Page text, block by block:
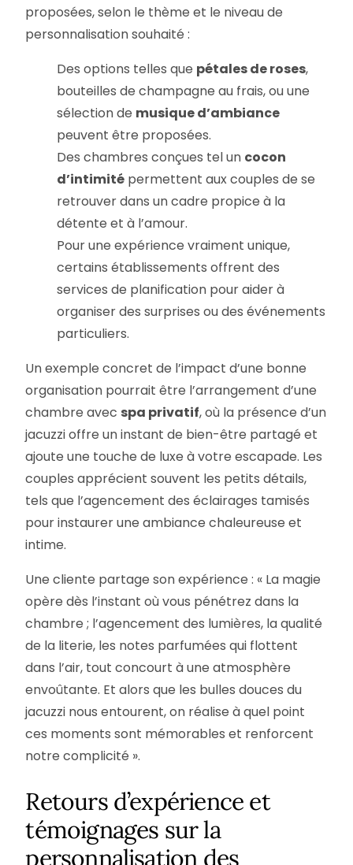
proposées, selon le thème et le niveau de
personnalisation souhaité :
Des options telles que pétales de roses,
bouteilles de champagne au frais, ou une
sélection de musique d’ambiance
peuvent être proposées.
Des chambres conçues tel un cocon
d’intimité permettent aux couples de se
retrouver dans un cadre propice à la
détente et à l’amour.
Pour une expérience vraiment unique,
certains établissements offrent des
services de planification pour aider à
organiser des surprises ou des événements
particuliers.
Un exemple concret de l’impact d’une bonne
organisation pourrait être l’arrangement d’une
chambre avec spa privatif, où la présence d’un
jacuzzi offre un instant de bien-être partagé et
ajoute une touche de luxe à votre escapade. Les
couples apprécient souvent les petits détails,
tels que l’agencement des éclairages tamisés
pour instaurer une ambiance chaleureuse et
intime.
Une cliente partage son expérience : « La magie
opère dès l’instant où vous pénétrez dans la
chambre ; l’agencement des lumières, la qualité
de la literie, les notes parfumées qui flottent
dans l’air, tout concourt à une atmosphère
envoûtante. Et alors que les bulles douces du
jacuzzi nous entourent, on réalise à quel point
ces moments sont mémorables et renforcent
notre complicité ».
Retours d’expérience et
témoignages sur la
personnalisation des